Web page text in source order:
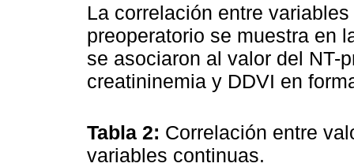
La correlación entre
preoperatorio se muestra en
se asociaron al valor del NT-
creatininemia y DDVI en
Tabla 2: Correlación entre
variables continuas.